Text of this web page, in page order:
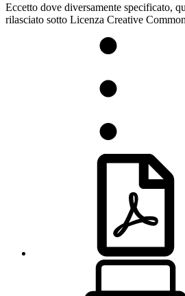
Eccetto dove diversamente specificato,
rilasciato sotto Licenza Creative